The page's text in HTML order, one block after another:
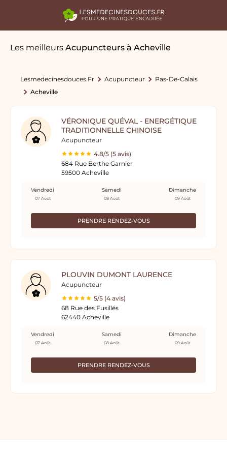
Les meilleurs Acupuncteurs à Acheville
Lesmedecinesdouces.fr Acupuncteur
Pas-De-Calais
Acheville
VÉRONIQUE QUÉVAL - ENERGÉTIQUE
TRADITIONNELLE CHINOISE
Acupuncteur
4.8/5 (5 avis)
684 Rue Berthe Garnier
59500 Acheville
PRENDRE RENDEZ-VOUS
Vendredi
07 Août
Samedi
08 Août
Dimanche
09 Août
PLOUVIN DUMONT LAURENCE
Acupuncteur
5/5 (4 avis)
68 Rue des Fusillés
62440 Acheville
PRENDRE RENDEZ-VOUS
Vendredi
07 Août
Samedi
08 Août
Dimanche
09 Août